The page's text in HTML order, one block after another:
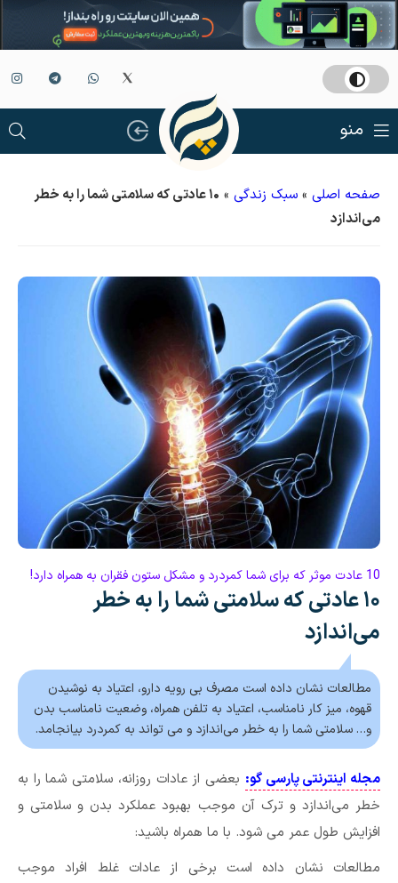
منو
صفحه اصلی » سبک زندگی »
۱۰ عادتی که سلامتی شما را به خطر
می‌اندازد
10 عادت موثر که برای شما کمردرد و مشکل ستون فقران به همراه دارد!
۱۰ عادتی که سلامتی شما را به خطر
می‌اندازد
مطالعات نشان داده است مصرف بی رویه دارو، اعتیاد به نوشیدن
قهوه، میز کار نامناسب، اعتیاد به تلفن همراه، وضعیت نامناسب بدن
و… سلامتی شما را به خطر می‌اندازد و می تواند به کمردرد بیانجامد.
مجله اینترنتی پارسی گو: بعضی از عادات روزانه، سلامتی شما را به
خطر می‌اندازد و ترک آن موجب بهبود عملکرد بدن و سلامتی و
افزایش طول عمر می شود. با ما همراه باشید:
مطالعات نشان داده است برخی از عادات غلط افراد موجب